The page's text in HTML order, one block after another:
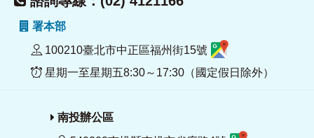
署本部
100210臺北市中正區福州街15號
星期一至星期五8:30～17:30（國定假日除外）
南投辦公區